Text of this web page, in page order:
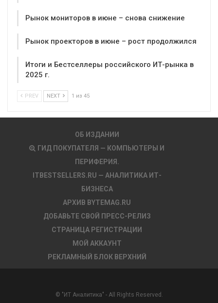
Рынок мониторов в июне – снова снижение
Рынок проекторов в июне – рост продолжился
Итоги и Бестселлеры российского ИТ-рынка в
2025 г.
PREV NEXT 1 из 45
ОБ ИЗДАНИИ
ГИД ПОКУПАТЕЛЯ — КОМПЬЮТЕРЫ И
ПЕРИФЕРИЯ.
ITBESTSELLERS.RU — АНАЛИТИКА ИТ-
БИЗНЕСА
АРХИВ BYTEMAG.RU
ДОБАВЬТЕ СВОЙ ПРЕСС-РЕЛИЗ
СТРАНИЦА РЕГИСТРАЦИИ
МОЙ АККАУНТ
РЕКЛАМНЫЙ БЛОК ВЕРХНИЙ
© "ИТ Аналитика" - All Rights Reserved.